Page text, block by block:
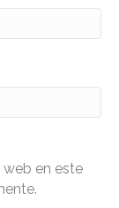
en este